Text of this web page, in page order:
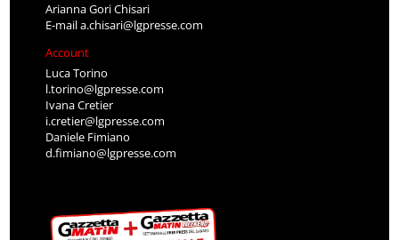
Arianna Gori Chisari
E-maila.chisari@lgpresse.com
Account
Luca Torino
l.torino@lgpresse.com
Ivana Cretier
i.cretier@lgpresse.com
Daniele Fimiano
d.fimiano@lgpresse.com